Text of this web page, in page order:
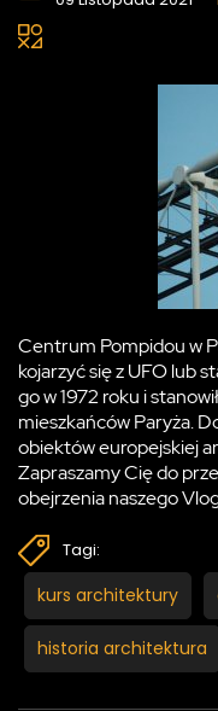
Centrum Pompidou w
kojarzyć się z UFO lub
go w 1972 roku i
mieszkańców Paryża.
obiektów europejskiej
Zapraszamy Cię do
obejrzenia naszego
Tagi:
kurs architektury
historia architektura